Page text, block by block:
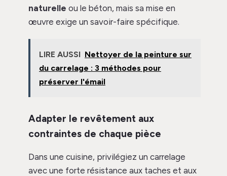
naturelle ou le béton, mais sa mise en
œuvre exige un savoir-faire spécifique.
LIRE AUSSI Nettoyer de la peinture sur
du carrelage : 3 méthodes pour
préserver l'émail
Adapter le revêtement aux
contraintes de chaque pièce
Dans une cuisine, privilégiez un carrelage
avec une forte résistance aux taches et aux